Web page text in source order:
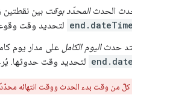
يحدث الحدثالمحدّد بوقت بين نقطتين
end.dateTime لتحديد وقت
يمتد حدثاليوم الكامل على مدار يوم
end.date لتحديد وقت حدوثها.
يجب أن يكون كلّ من وقت بدء الحدث ووقت انتهائه